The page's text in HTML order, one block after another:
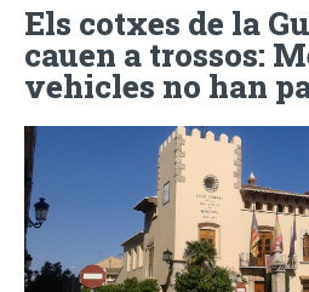
Els cotxes de la
cauen a trossos:
vehicles no han